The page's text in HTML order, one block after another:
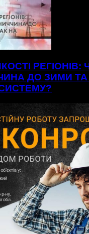
РЕГІОНІВ:
ДО ЗИМИ